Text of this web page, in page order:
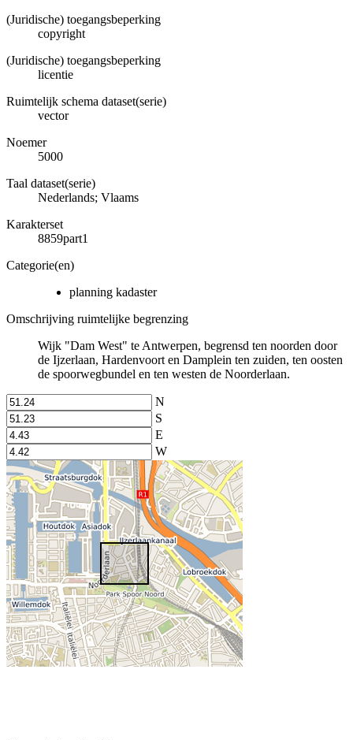
(Juridische) toegangsbeperking
copyright
(Juridische) toegangsbeperking
licentie
Ruimtelijk schema dataset(serie)
vector
Noemer
5000
Taal dataset(serie)
Nederlands; Vlaams
Karakterset
8859part1
Categorie(en)
planning kadaster
Omschrijving ruimtelijke begrenzing
Wijk "Dam West" te Antwerpen, begrensd ten noorden door
de Ijzerlaan, Hardenvoort en Damplein ten zuiden, ten oosten
de spoorwegbundel en ten westen de Noorderlaan.
N
S
E
W